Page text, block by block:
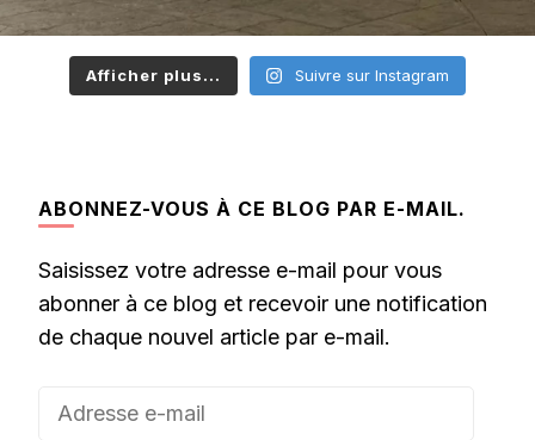
Afficher plus... Suivre sur Instagram
ABONNEZ-VOUS À CE BLOG PAR E-MAIL.
Saisissez votre adresse e-mail pour vous
abonner à ce blog et recevoir une notification
de chaque nouvel article par e-mail.
Adresse